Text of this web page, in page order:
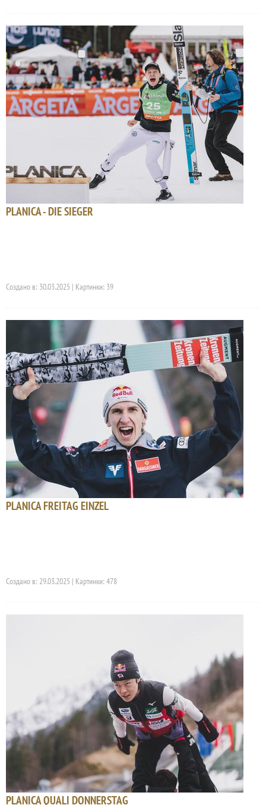
PLANICA - DIE SIEGER
Создано в: 30.03.2025 | Картинки: 39
PLANICA FREITAG EINZEL
Создано в: 29.03.2025 | Картинки: 478
PLANICA QUALI DONNERSTAG